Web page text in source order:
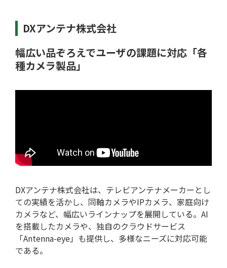
用語集
DXアンテナ株式会社
幅広い品ぞろえでユーザの課題に対応「各
種カメラ製品」
DXアンテナ株式会社は、テレビアンテナメーカーとし
ての実績を活かし、同軸カメラやIPカメラ、家庭向け
カメラなど、幅広いラインナップを展開している。AI
を搭載したカメラや、独自のクラウドサービス
「Antenna-eye」も提供し、多様なニーズに対応可能
である。